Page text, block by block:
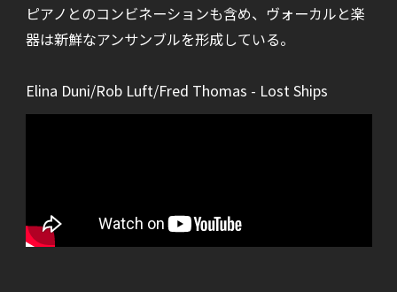
ピアノとのコンビネーションも含め、ヴォーカルと楽
器は新鮮なアンサンブルを形成している。
Elina Duni/Rob Luft/Fred Thomas - Lost Ships